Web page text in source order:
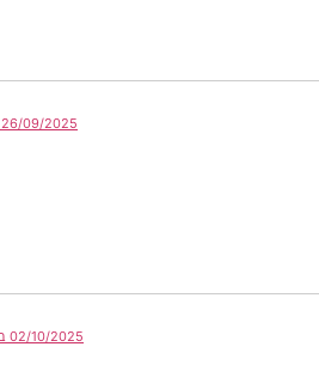
26/09/2025 בשעה 9:08
02/10/2025 בשעה 20:24